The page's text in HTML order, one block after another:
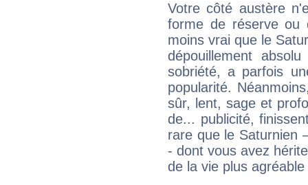
Votre côté austère
forme de réserve
moins vrai que le
dépouillement
sobriété, a parfois
popularité.
sûr, lent, sage et
de... publicité,
rare que le Saturnien
- dont vous avez
de la vie plus